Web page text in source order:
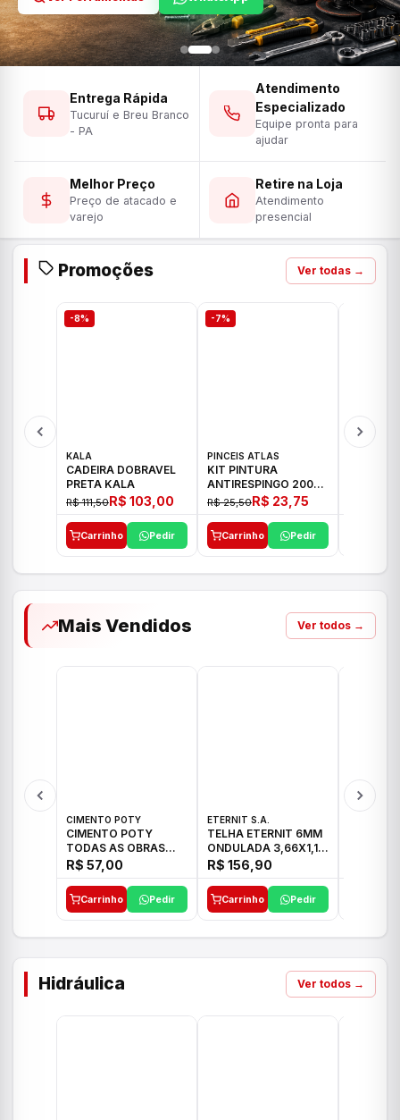
Entrega Rápida
Tucuruí e Breu Branco
- PA
Atendimento
Especializado
Equipe pronta para
ajudar
Melhor Preço
Preço de atacado e
varejo
Retire na Loja
Atendimento
presencial
Promoções Ver todas →
-8%
KALA
CADEIRA DOBRAVEL
PRETA KALA
R$ 111,50R$ 103,00
Carrinho Pedir
-7%
PINCEIS ATLAS
KIT PINTURA
ANTIRESPINGO 2003
ATLAS 03 PCS
R$ 25,50R$ 23,75
Carrinho Pedir
Mais Vendidos Ver todos →
CIMENTO POTY
CIMENTO POTY
TODAS AS OBRAS
50KG CP-II F/32
R$ 57,00
Carrinho Pedir
ETERNIT S.A.
TELHA ETERNIT 6MM
ONDULADA 3,66X1,10
48,80KG
R$ 156,90
Carrinho Pedir
Hidráulica Ver todos →